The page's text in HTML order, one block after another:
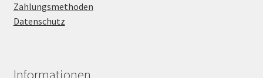
Zahlungsmethoden
Datenschutz
Informationen